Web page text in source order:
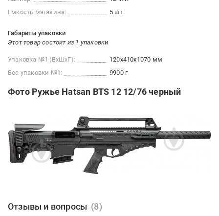
Емкость магазина:
5 шт.
Габариты упаковки
Этот товар состоит из 1 упаковки
Упаковка №1 (ВхШхГ):
120x410x1070 мм
Вес упаковки №1:
9900 г
Фото Ружье Hatsan BTS 12 12/76 черный
Отзывы и вопросы